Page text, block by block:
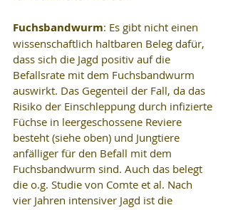
Fuchsbandwurm: Es gibt nicht einen
wissenschaftlich haltbaren Beleg dafür,
dass sich die Jagd positiv auf die
Befallsrate mit dem Fuchsbandwurm
auswirkt. Das Gegenteil der Fall, da das
Risiko der Einschleppung durch infizierte
Füchse in leergeschossene Reviere
besteht (siehe oben) und Jungtiere
anfälliger für den Befall mit dem
Fuchsbandwurm sind. Auch das belegt
die o.g. Studie von Comte et al. Nach
vier Jahren intensiver Jagd ist die